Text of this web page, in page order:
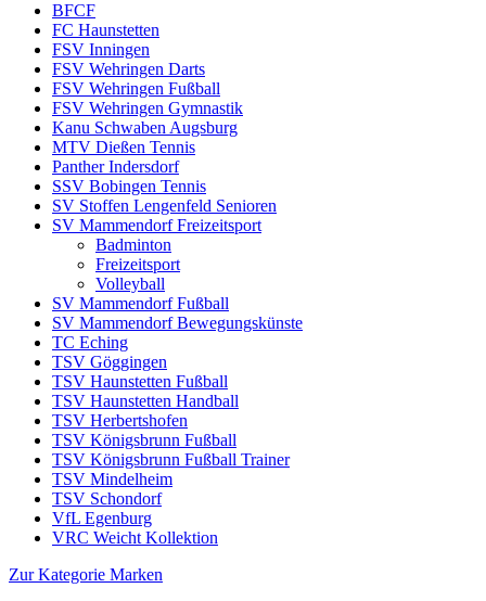
BFCF
FC Haunstetten
FSV Inningen
FSV Wehringen Darts
FSV Wehringen Fußball
FSV Wehringen Gymnastik
Kanu Schwaben Augsburg
MTV Dießen Tennis
Panther Indersdorf
SSV Bobingen Tennis
SV Stoffen Lengenfeld Senioren
SV Mammendorf Freizeitsport
Badminton
Freizeitsport
Volleyball
SV Mammendorf Fußball
SV Mammendorf Bewegungskünste
TC Eching
TSV Göggingen
TSV Haunstetten Fußball
TSV Haunstetten Handball
TSV Herbertshofen
TSV Königsbrunn Fußball
TSV Königsbrunn Fußball Trainer
TSV Mindelheim
TSV Schondorf
VfL Egenburg
VRC Weicht Kollektion
Zur Kategorie Marken